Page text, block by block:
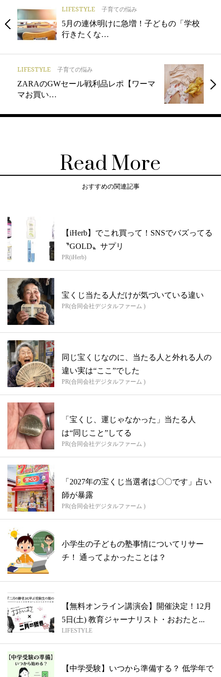
LIFESTYLE 子育ての悩み
5月の連休明けに急増！子どもの「学校
行きたくな…
LIFESTYLE 子育ての悩み
ZARAのGWセール戦利品レポ【ワーマ
マお買い…
Read More
おすすめの関連記事
【iHerb】でこれ買って！SNSでバズってる
〝GOLD〟サプリ
PR(iHerb)
宝くじ当たる人だけが気づいている違い
PR(合同会社デジタルファーム )
同じ宝くじなのに、当たる人と外れる人の
違い実は“ここ”でした
PR(合同会社デジタルファーム )
「宝くじ、運じゃなかった」当たる人
は“同じこと”してる
PR(合同会社デジタルファーム )
「2027年の宝くじ当選者は〇〇です」占い
師が暴露
PR(合同会社デジタルファーム )
小学生の子どもの塾事情についてリサー
チ！ 通ってよかったことは？
【無料オンライン講演会】開催決定！12月
5日(土) 教育ジャーナリスト・おおたと...
LIFESTYLE
【中学受験】いつから準備する？ 低学年で